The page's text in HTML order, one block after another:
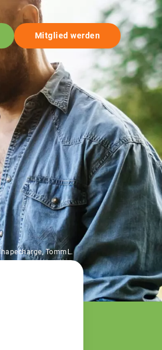
Mitglied werden
TommL.